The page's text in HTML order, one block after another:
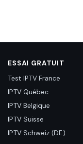
ESSAI GRATUIT
Test IPTV France
IPTV Québec
IPTV Belgique
IPTV Suisse
IPTV Schweiz (DE)